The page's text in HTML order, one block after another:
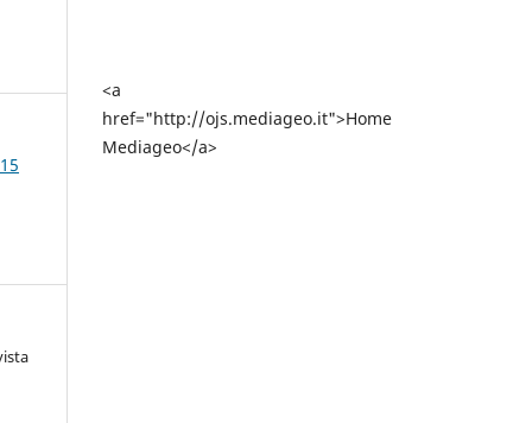
<a
href="http://ojs.mediageo.it">Home
Mediageo</a>